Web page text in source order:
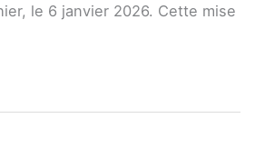
le 6 janvier 2026. Cette mise